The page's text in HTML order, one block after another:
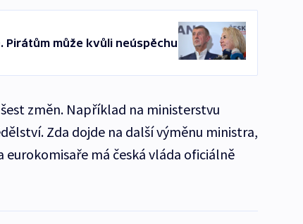
Pirátům může kvůli neúspěchu
změn. Například na ministerstvu
Zda dojde na další výměnu ministra,
eurokomisaře má česká vláda oficiálně